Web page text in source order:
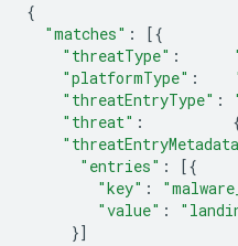
{
"matches" :
[{
"threatType" :
"platformType" :
"threatEntryType" :
"threat" :
"entries" :
[{
"key" :
"value" :
}]